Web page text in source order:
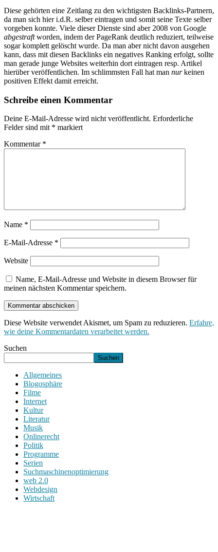
Diese gehörten eine Zeitlang zu den wichtigsten Backlinks-Partnern,
da man sich hier i.d.R. selber eintragen und somit seine Texte selber
vorgeben konnte. Viele dieser Dienste sind aber 2008 von Google
abgestraftworden, indem der PageRank deutlich reduziert, teilweise
sogar komplett gelöscht wurde. Da man aber nicht davon ausgehen
kann, dass mit diesen Backlinks ein negatives Ranking erfolgt, sollte
man gerade junge Websites weiterhin dort eintragen resp. Artikel
hierüber veröffentlichen. Im schlimmsten Fall hat man nurkeinen
positiven Effekt damit erreicht.
Schreibe einen Kommentar
Deine E-Mail-Adresse wird nicht veröffentlicht. Erforderliche
Felder sind mit * markiert
Kommentar *
Name *
E-Mail-Adresse *
Website
Name, E-Mail-Adresse und Website in diesem Browser für
meinen nächsten Kommentar speichern.
Diese Website verwendet Akismet, um Spam zu reduzieren. Erfahre,
wie deine Kommentardaten verarbeitet werden.
Suchen
Suchen
Allgemeines
Blogosphäre
Filme
Internet
Kultur
Literatur
Musik
Onlinerecht
Politik
Programme
Serien
Suchmaschinenoptimierung
web 2.0
Webdesign
Wirtschaft